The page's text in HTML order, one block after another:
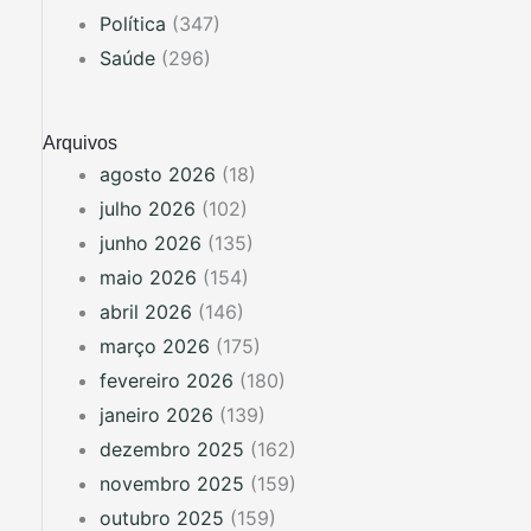
Política (347)
Saúde (296)
Arquivos
agosto 2026 (18)
julho 2026 (102)
junho 2026 (135)
maio 2026 (154)
abril 2026 (146)
março 2026 (175)
fevereiro 2026 (180)
janeiro 2026 (139)
dezembro 2025 (162)
novembro 2025 (159)
outubro 2025 (159)